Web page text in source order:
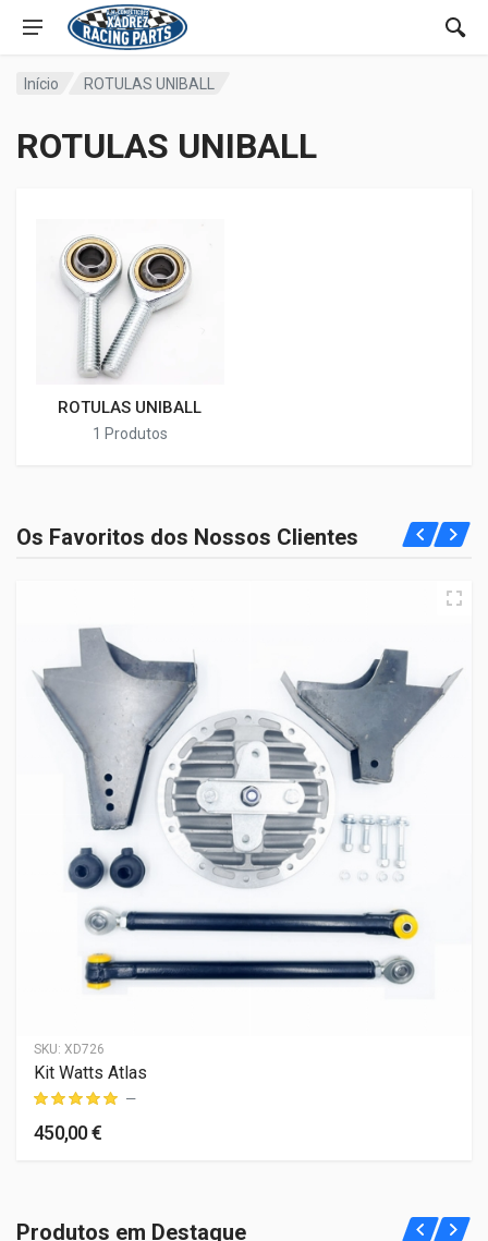
Início ROTULAS UNIBALL
ROTULAS UNIBALL
ROTULAS UNIBALL
1 Produtos
Os Favoritos dos Nossos Clientes
SKU: XD726
Kit Watts Atlas
—
450,00 €
Produtos em Destaque